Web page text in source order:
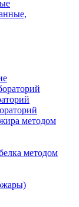
методом
методом